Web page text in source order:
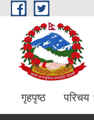
Skip to main content
गृहपृष्ठ परिचय